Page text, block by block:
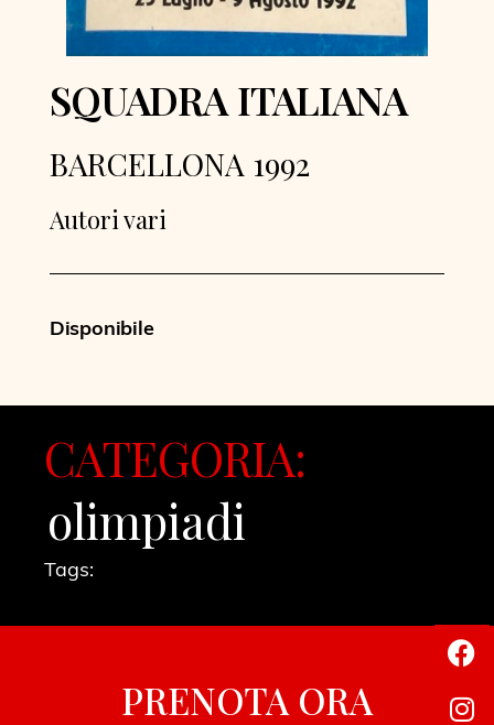
SQUADRA ITALIANA
BARCELLONA 1992
Autori vari
Disponibile
CATEGORIA:
olimpiadi
Tags:
PRENOTA ORA